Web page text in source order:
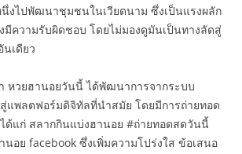
งไปพัฒนาชุมชนในเวียดนาม ซึ่งเป็นแรงผลัก
มีความรับผิดชอบ โดยไม่มองดูมันเป็นทางลัดสู่
นเดียว
หวยฮานอยวันนี้ ได้พัฒนาการจากระบบ
แพลตฟอร์มดิจิทัลที่นำสมัย โดยมีการถ่ายทอด
ด้แก่ สลากกินแบ่งฮานอย #ถ่ายทอดสดวันนี้
อย facebook ซึ่งเพิ่มความโปร่งใส ข้อเสนอ